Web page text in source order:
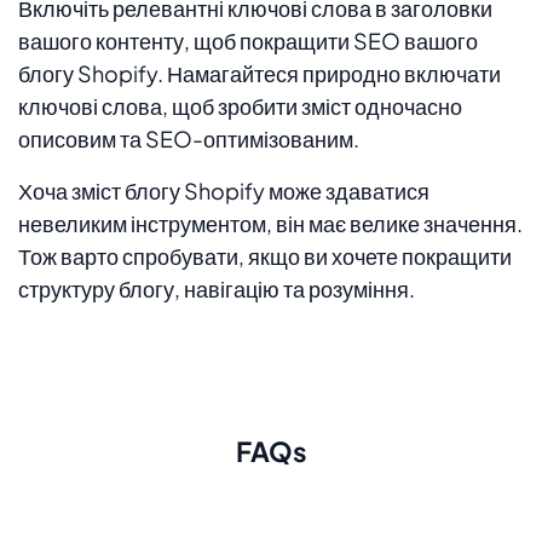
Включіть релевантні ключові слова в заголовки
вашого контенту, щоб покращити SEO вашого
блогу Shopify. Намагайтеся природно включати
ключові слова, щоб зробити зміст одночасно
описовим та SEO-оптимізованим.
Хоча зміст блогу Shopify може здаватися
невеликим інструментом, він має велике значення.
Тож варто спробувати, якщо ви хочете покращити
структуру блогу, навігацію та розуміння.
FAQs